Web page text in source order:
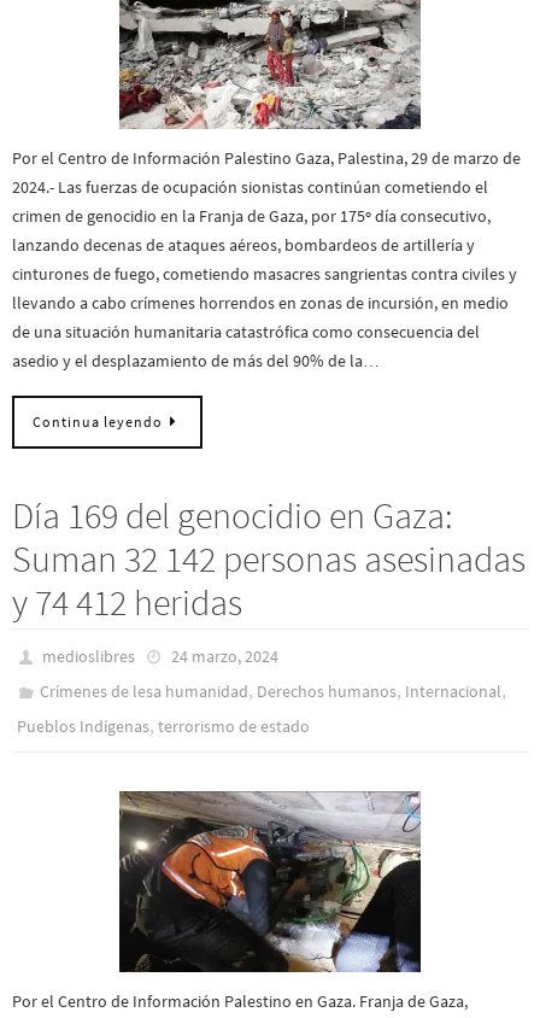
Por el Centro de Información Palestino Gaza, Palestina, 29 de marzo de
2024.- Las fuerzas de ocupación sionistas continúan cometiendo el
crimen de genocidio en la Franja de Gaza, por 175º día consecutivo,
lanzando decenas de ataques aéreos, bombardeos de artillería y
cinturones de fuego, cometiendo masacres sangrientas contra civiles y
llevando a cabo crímenes horrendos en zonas de incursión, en medio
de una situación humanitaria catastrófica como consecuencia del
asedio y el desplazamiento de más del 90% de la…
Continua leyendo
Día 169 del genocidio en Gaza:
Suman 32 142 personas asesinadas
y 74 412 heridas
medioslibres
24 marzo, 2024
Crímenes de lesa humanidad, Derechos humanos, Internacional,
Pueblos Indí­genas, terrorismo de estado
Por el Centro de Información Palestino en Gaza. Franja de Gaza,